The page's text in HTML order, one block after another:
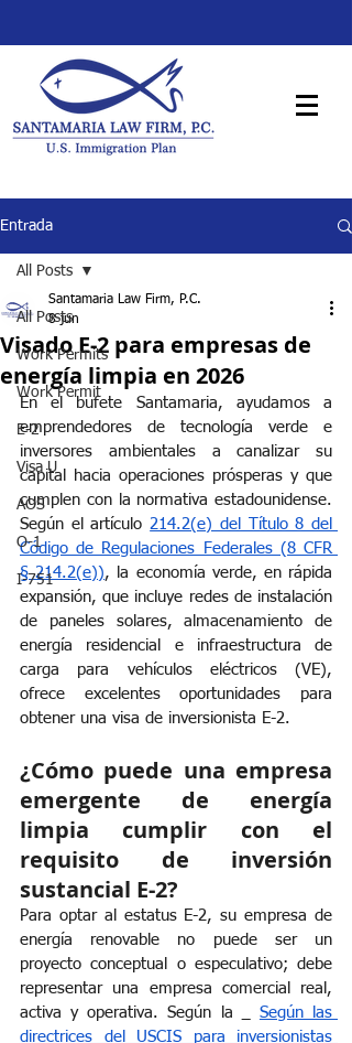
Entrada
All Posts
Work Permits
Work Permit
E-2
Visa U
AOS
O-1
I-751
All Posts
Visado E-2 para empresas de
energía limpia en 2026
Santamaria Law Firm, P.C.
8 jun
En el bufete Santamaria, ayudamos a
emprendedores de tecnología verde e
inversores ambientales a canalizar su
capital hacia operaciones prósperas y que
cumplen con la normativa estadounidense.
Según el artículo 214.2(e) del Título 8 del
Código de Regulaciones Federales (8 CFR
§ 214.2(e)), la economía verde, en rápida
expansión, que incluye redes de instalación
de paneles solares, almacenamiento de
energía residencial e infraestructura de
carga para vehículos eléctricos (VE),
ofrece excelentes oportunidades para
obtener una visa de inversionista E-2.
¿Cómo puede una empresa
emergente de energía
limpia cumplir con el
requisito de inversión
sustancial E-2?
Para optar al estatus E-2, su empresa de
energía renovable no puede ser un
proyecto conceptual o especulativo; debe
representar una empresa comercial real,
activa y operativa. Según la
Según las
directrices del USCIS para inversionistas